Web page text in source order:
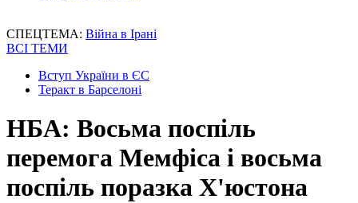
СПЕЦТЕМА: Війна в Ірані
ВСІ ТЕМИ
Вступ України в ЄС
Теракт в Барселоні
НБА: Восьма поспіль
перемога Мемфіса і восьма
поспіль поразка Х'юстона